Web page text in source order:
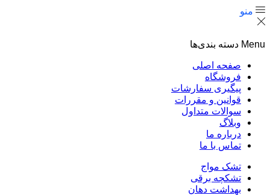
منو
Menu دسته بندی‌ها
صفحه اصلی
فروشگاه
پیگیری سفارشات
قوانین و مقررات
سوالات متداول
وبلاگ
درباره ما
تماس با ما
تشک مواج
تشکچه برقی
بهداشت دهان